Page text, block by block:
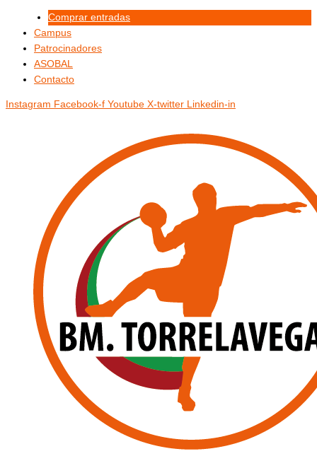
contenido
Comprar entradas
Campus
Patrocinadores
ASOBAL
Contacto
Instagram Facebook-f Youtube X-twitter Linkedin-in